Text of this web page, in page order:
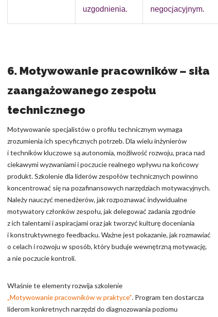
uzgodnienia.
negocjacyjnym.
6. Motywowanie pracowników – siła
zaangażowanego zespołu
technicznego
Motywowanie specjalistów o profilu technicznym wymaga
zrozumienia ich specyficznych potrzeb. Dla wielu inżynierów
i techników kluczowe są autonomia, możliwość rozwoju, praca nad
ciekawymi wyzwaniami i poczucie realnego wpływu na końcowy
produkt. Szkolenie dla liderów zespołów technicznych powinno
koncentrować się na pozafinansowych narzędziach motywacyjnych.
Należy nauczyć menedżerów, jak rozpoznawać indywidualne
motywatory członków zespołu, jak delegować zadania zgodnie
z ich talentami i aspiracjami oraz jak tworzyć kulturę doceniania
i konstruktywnego feedbacku. Ważne jest pokazanie, jak rozmawiać
o celach i rozwoju w sposób, który buduje wewnętrzną motywację,
a nie poczucie kontroli.
Właśnie te elementy rozwija szkolenie
„Motywowanie pracowników w praktyce”. Program ten dostarcza
liderom konkretnych narzędzi do diagnozowania poziomu